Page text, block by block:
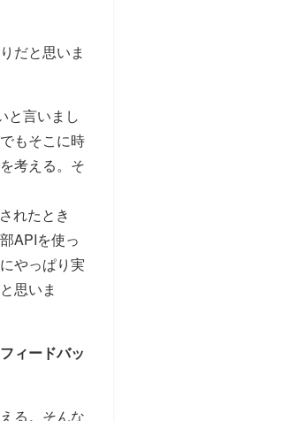
だと思いま
と言いまし
もそこに時
考える。そ
れたとき
APIを使っ
やっぱり実
思いま
ィードバッ
る。そんな